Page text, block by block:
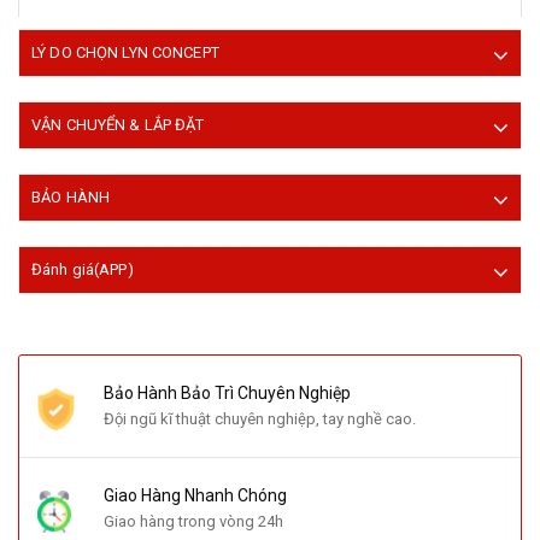
LÝ DO CHỌN LYN CONCEPT
VẬN CHUYỂN & LẮP ĐẶT
BẢO HÀNH
Đánh giá(APP)
Bảo Hành Bảo Trì Chuyên Nghiệp
Đội ngũ kĩ thuật chuyên nghiệp, tay nghề cao.
Giao Hàng Nhanh Chóng
Giao hàng trong vòng 24h